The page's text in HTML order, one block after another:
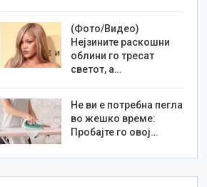
(Фото/Видео)
Нејзините раскошни
облини го тресат
светот, а…
Не ви е потребна пегла
во жешко време:
Пробајте го овој…